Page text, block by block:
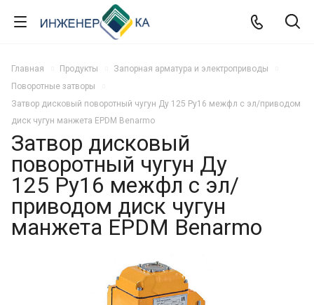
Главная Продукты
Запорная арматура и электроприводы
Поворотные затворы
Затвор дисковый поворотный чугун Ду 125 Ру16 межфл с эл/приводом
диск чугун манжета EPDM Benarmo
Затвор дисковый
поворотный чугун Ду
125 Ру16 межфл с эл/
приводом диск чугун
манжета EPDM Benarmo